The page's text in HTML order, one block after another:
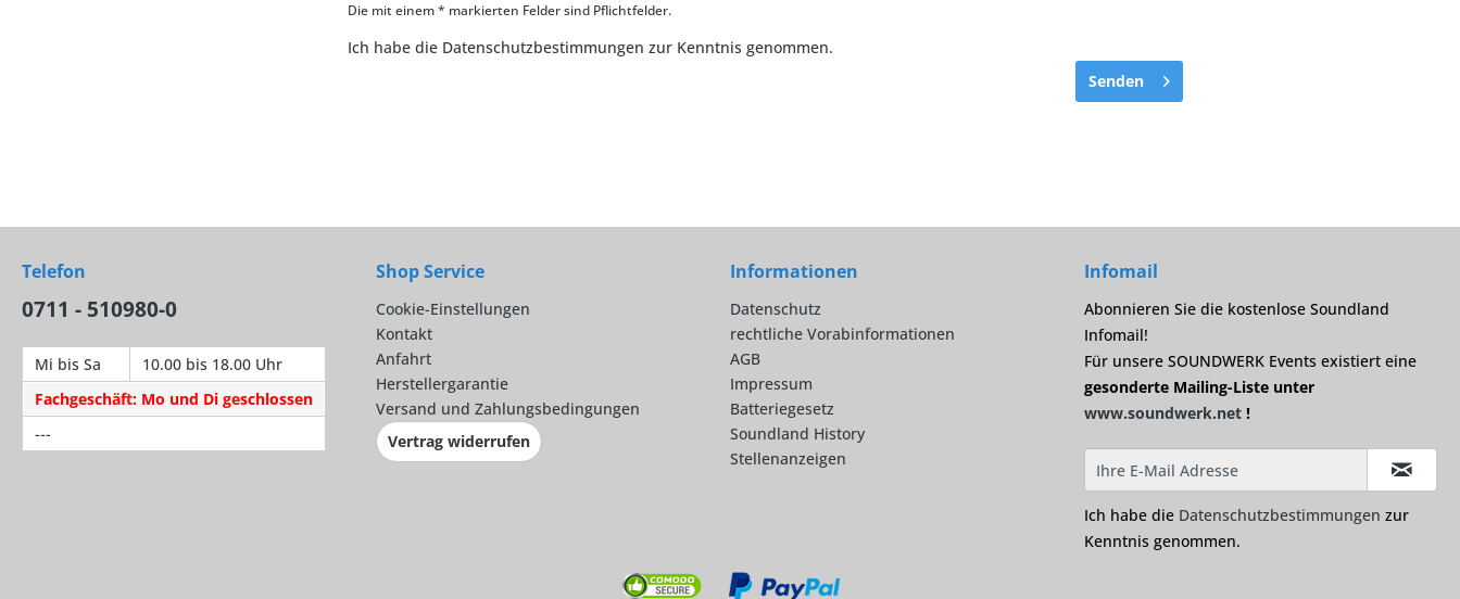
Die mit einem * markierten Felder sind Pflichtfelder.
Ich habe die Datenschutzbestimmungen zur Kenntnis genommen.
Senden
Telefon
0711 - 510980-0
Mi bis Sa
10.00 bis 18.00 Uhr
Fachgeschäft: Mo und Di geschlossen
---
Shop Service
Cookie-Einstellungen
Kontakt
Anfahrt
Herstellergarantie
Versand und Zahlungsbedingungen
Vertrag widerrufen
Informationen
Datenschutz
rechtliche Vorabinformationen
AGB
Impressum
Batteriegesetz
Soundland History
Stellenanzeigen
Infomail
Abonnieren Sie die kostenlose Soundland
Infomail!
Für unsere SOUNDWERK Events existiert eine
gesonderte Mailing-Liste unter
www.soundwerk.net !
Ich habe die Datenschutzbestimmungen zur
Kenntnis genommen.